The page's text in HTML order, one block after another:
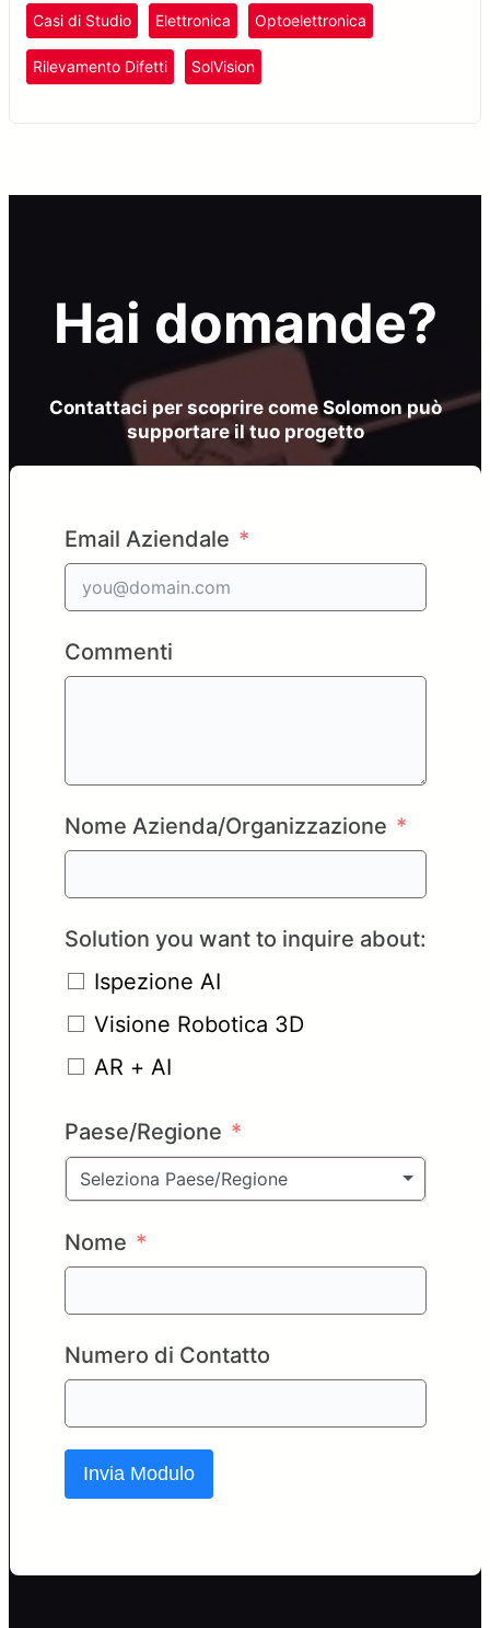
dell’ispezione e l’efficienza produttiva nella produzione di fili
e cavi.
Casi di Studio Elettronica Optoelettronica
Rilevamento Difetti SolVision
Hai domande?
Contattaci per scoprire come Solomon può
supportare il tuo progetto
Email Aziendale
Commenti
Nome Azienda/Organizzazione
Solution you want to inquire about:
Ispezione AI
Visione Robotica 3D
AR + AI
Paese/Regione
Seleziona Paese/Regione
Nome
Numero di Contatto
Invia Modulo